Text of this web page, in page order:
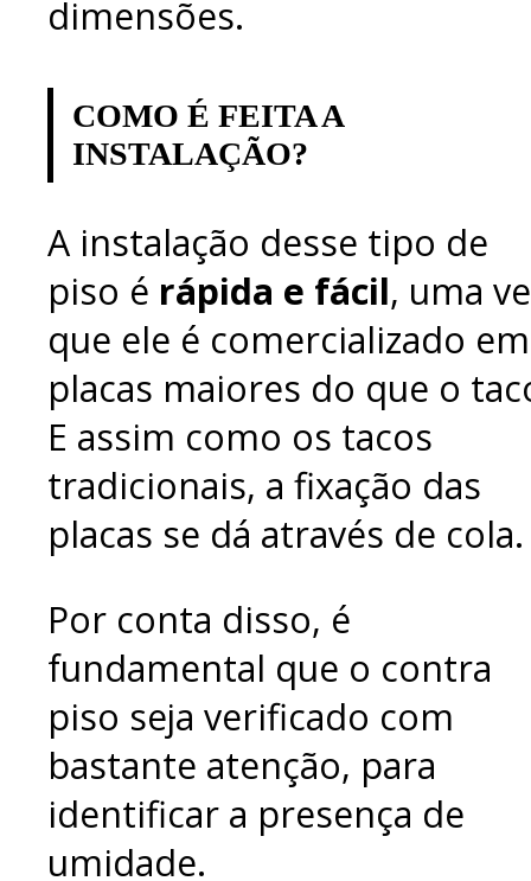
dimensões.
COMO É FEITA A
INSTALAÇÃO?
A instalação desse tipo de
piso é rápida e fácil, uma
que ele é comercializado em
placas maiores do que o
E assim como os tacos
tradicionais, a fixação das
placas se dá através de cola.
Por conta disso, é
fundamental que o contra
piso seja verificado com
bastante atenção, para
identificar a presença de
umidade.